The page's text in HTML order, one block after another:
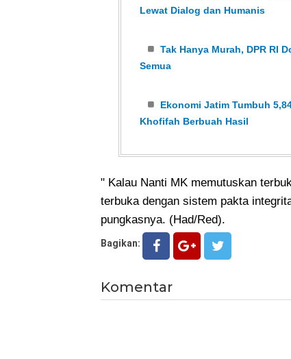
Lewat Dialog dan Humanis
Tak Hanya Murah, DPR RI
Semua
Ekonomi Jatim Tumbuh
Khofifah Berbuah Hasil
" Kalau Nanti MK memutuskan
terbuka dengan sistem pakta
pungkasnya. (Had/Red).
Bagikan:
Komentar